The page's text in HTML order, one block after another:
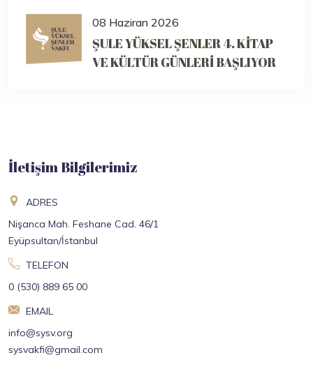
08 Haziran 2026
ŞULE YÜKSEL ŞENLER 4. KİTAP
VE KÜLTÜR GÜNLERİ BAŞLIYOR
İletişim Bilgilerimiz
ADRES
Nişanca Mah. Feshane Cad. 46/1
Eyüpsultan/İstanbul
TELEFON
0 (530) 889 65 00
EMAIL
info@sysv.org
sysvakfi@gmail.com